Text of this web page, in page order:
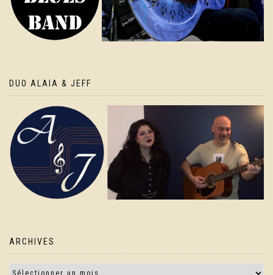
DUO ALAIA & JEFF
ARCHIVES